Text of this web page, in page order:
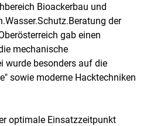
Bioackerbau und
der
gab einen
mechanische
wurde besonders auf die
sowie moderne Hacktechniken
optimale Einsatzzeitpunkt